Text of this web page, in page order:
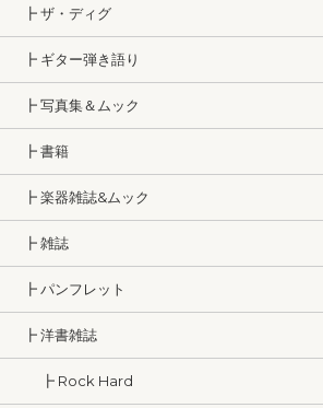
┣ ザ・ディグ
┣ ギター弾き語り
┣ 写真集＆ムック
┣ 書籍
┣ 楽器雑誌&ムック
┣ 雑誌
┣ パンフレット
┣ 洋書雑誌
┣ Rock Hard